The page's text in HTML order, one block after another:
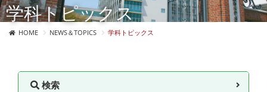
学科トピックス
HOME NEWS＆TOPICS 学科トピックス
検索